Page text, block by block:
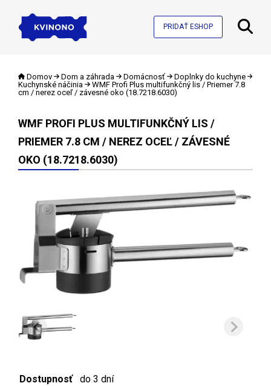
PRIDAŤ ESHOP
Domov Dom a záhrada Domácnosť
Doplnky do kuchyne
Kuchynské náčinia
WMF Profi Plus multifunkčný lis / Priemer 7.8
cm / nerez oceľ / závesné oko (18.7218.6030)
WMF PROFI PLUS MULTIFUNKČNÝ LIS /
PRIEMER 7.8 CM / NEREZ OCEĽ / ZÁVESNÉ
OKO (18.7218.6030)
Dostupnosť
do 3 dní